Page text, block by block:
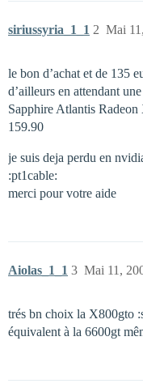
siriussyria_1_1 Mai
2
le bon d’achat et de 135
d’ailleurs en attendant
Sapphire Atlantis
159.90
je suis deja perdu en
:pt1cable:
merci pour votre aide
Aiolas_1_1 Mai 11,
3
trés bn choix la X800gto
équivalent à la 6600gt